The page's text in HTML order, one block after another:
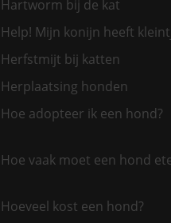
Hartworm bij de kat
Help! Mijn konijn heeft
Herfstmijt bij katten
Herplaatsing honden
Hoe adopteer ik een hond?
Hoe vaak moet een hond
Hoeveel kost een hond?